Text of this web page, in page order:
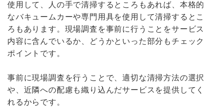
使用して、人の手で清掃するところもあれば、本格的
なバキュームカーや専門用具を使用して清掃するとこ
ろもあります。現場調査を事前に行うことをサービス
内容に含んでいるか、どうかといった部分もチェック
ポイントです。
事前に現場調査を行うことで、適切な清掃方法の選択
や、近隣への配慮も織り込んだサービスを提供してく
れるからです。